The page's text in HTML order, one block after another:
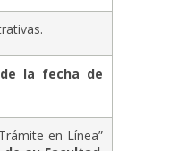
la fecha de
en Línea”